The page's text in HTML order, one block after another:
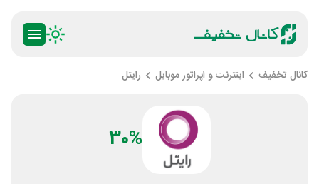
کانال تخفیف اینترنت و اپراتور موبایل رایتل
30%